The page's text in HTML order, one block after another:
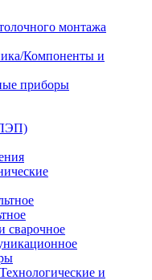
монтажа
Компоненты и
приборы
сварочное
и